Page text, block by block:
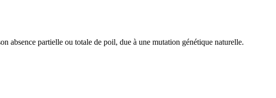
absence partielle ou totale de poil, due à une mutation génétique naturelle.